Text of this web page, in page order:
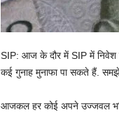
SIP: आज के दौर में SIP में निवेश
कई गुनाह मुनाफा पा सकते हैं.
आजकल हर कोई अपने उज्जवल